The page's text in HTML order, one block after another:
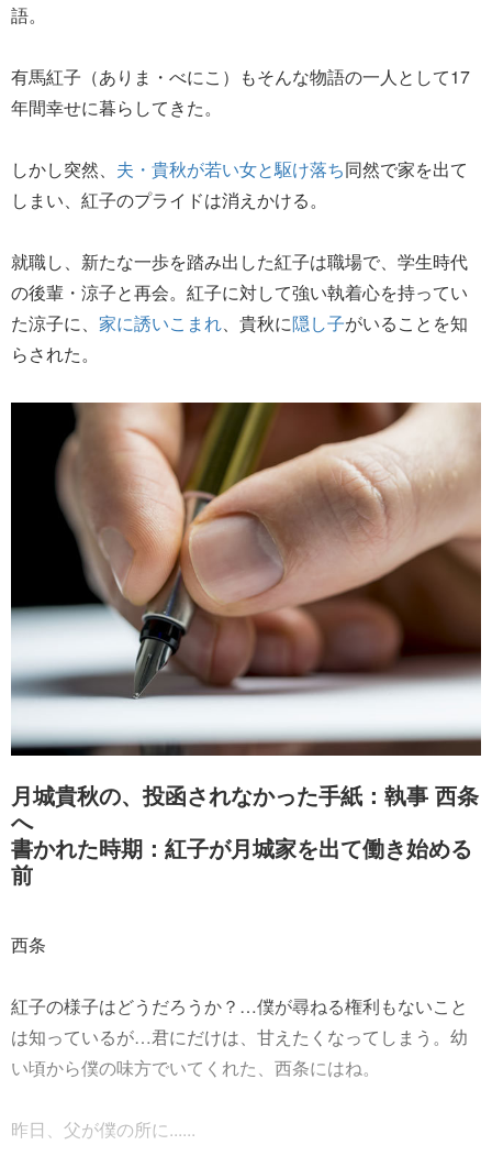
語。
有馬紅子（ありま・べにこ）もそんな物語の一人として17
年間幸せに暮らしてきた。
しかし突然、 夫・貴秋が若い女と駆け落ち同然で家を出て
しまい、紅子のプライドは消えかける。
就職し、新たな一歩を踏み出した紅子は職場で、学生時代
の後輩・涼子と再会。紅子に対して強い執着心を持ってい
た涼子に、 家に誘いこまれ 、貴秋に隠し子がいることを知
らされた。
月城貴秋の、投函されなかった手紙：執事 西条
へ
書かれた時期：紅子が月城家を出て働き始める
前
西条
紅子の様子はどうだろうか？…僕が尋ねる権利もないこと
は知っているが…君にだけは、甘えたくなってしまう。幼
い頃から僕の味方でいてくれた、西条にはね。
昨日、父が僕の所に......